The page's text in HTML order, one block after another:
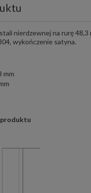
nierdzewnej na rurę 48,3
wykończenie satyna.
mm